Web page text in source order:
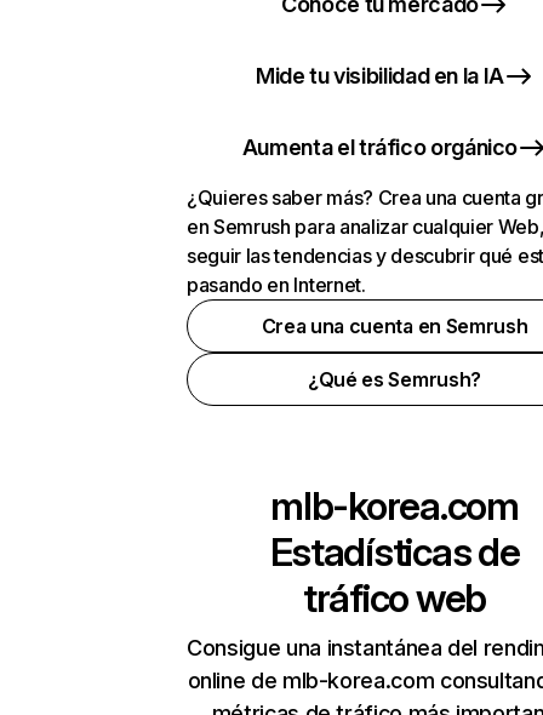
Mide tu visibilidad en la IA
Aumenta el tráfico orgánico
¿Quieres saber más? Crea una cuenta
en Semrush para analizar cualquier
seguir las tendencias y descubrir qué
pasando en Internet.
Crea una cuenta en Semrush
¿Qué es Semrush?
mlb-korea.com
Estadísticas de
tráfico web
Consigue una instantánea del
online de mlb-korea.com